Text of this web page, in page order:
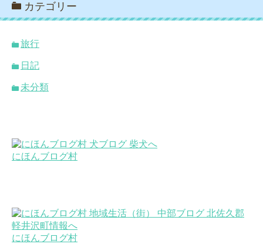
カテゴリー
旅行
日記
未分類
にほんブログ村
にほんブログ村